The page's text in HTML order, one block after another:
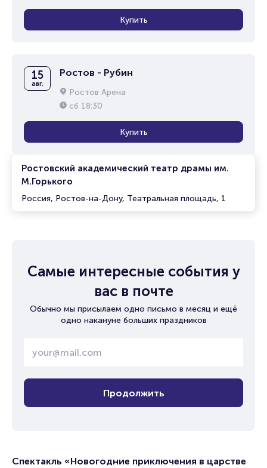
Ростовский академический театр драмы им.
М.Горького
Россия, Ростов-на-Дону, Театральная площадь, 1
Купить
15
авг.
Ростов - Рубин
Ростов Арена
сб 18:30
Купить
Самые интересные события у
вас в почте
Обычно мы присылаем одно письмо в месяц и ещё
одно накануне больших праздников
Продолжить
Спектакль «Новогодние приключения в царстве